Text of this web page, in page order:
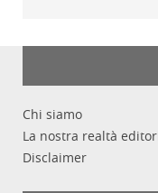
Chi siamo
La nostra realtà
Disclaimer